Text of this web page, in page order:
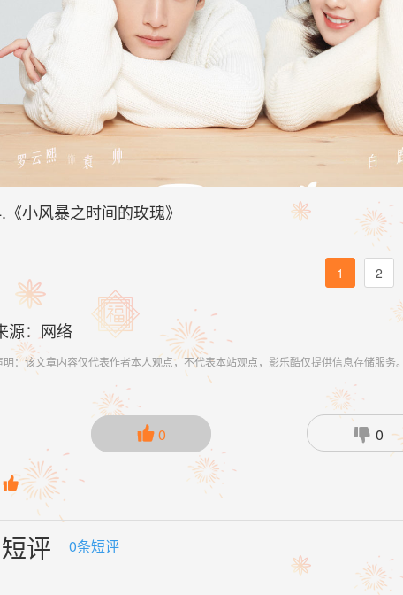
《小风暴之时间的玫瑰》
1 2
源：网络
明：该文章内容仅代表作者本人观点，不代表本站观点，影乐酷仅提供信息存储服务。
0  0

短评 0条短评